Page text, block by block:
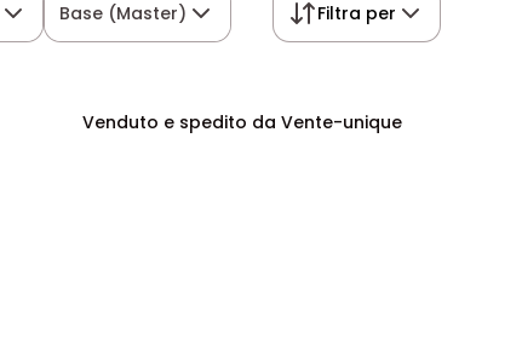
Base (Master) Filtra per
Venduto e spedito da Vente-unique